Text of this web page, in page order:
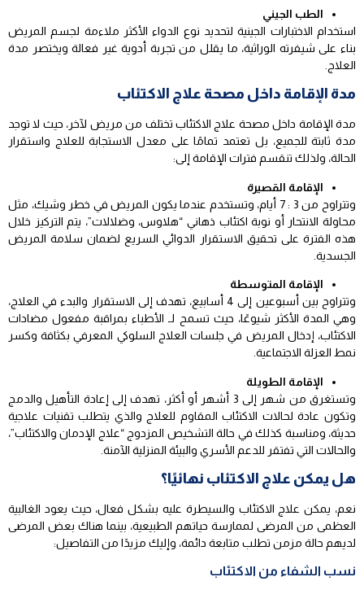
الطب الجيني
استخدام الاختبارات الجينية لتحديد نوع الدواء الأكثر ملاءمة لجسم المريض
بناء على شيفرته الوراثية، ما يقلل من تجربة أدوية غير فعالة ويختصر مدة
العلاج.
مدة الإقامة داخل مصحة علاج الاكتئاب
مدة الإقامة داخل مصحة علاج الاكتئاب تختلف من مريض لآخر، حيث لا توجد
مدة ثابتة للجميع، بل تعتمد تمامًا على معدل الاستجابة للعلاج واستقرار
الحالة، ولذلك تنقسم فترات الإقامة إلى:
الإقامة القصيرة
وتتراوح من 3 : 7 أيام، وتستخدم عندما يكون المريض في خطر وشيك، مثل
محاولة الانتحار أو نوبة اكتئاب ذهاني “هلاوس، وضلالات”، يتم التركيز خلال
هذه الفترة على تحقيق الاستقرار الدوائي السريع لضمان سلامة المريض
الجسدية.
الإقامة المتوسطة
وتتراوح بين أسبوعين إلى 4 أسابيع، تهدف إلى الاستقرار والبدء في العلاج،
وهي المدة الأكثر شيوعًا، حيث تسمح لـ الأطباء بمراقبة مفعول مضادات
الاكتئاب، إدخال المريض في جلسات العلاج السلوكي المعرفي بكثافة وكسر
نمط العزلة الاجتماعية.
الإقامة الطويلة
وتستغرق من شهر إلى 3 أشهر أو أكثر، تهدف إلى إعادة التأهيل والدمج
وتكون عادة لحالات الاكتئاب المقاوم للعلاج والذي يتطلب تقنيات علاجية
حديثة، ومناسبة كذلك في حالة التشخيص المزدوج “علاج الإدمان والاكتئاب”،
والحالات التي تفتقر للدعم الأسري والبيئة المنزلية الآمنة.
هل يمكن علاج الاكتئاب نهائيًا؟
نعم، يمكن علاج الاكتئاب والسيطرة عليه بشكل فعال، حيث يعود الغالبية
العظمى من المرضى لممارسة حياتهم الطبيعية، بينما هناك بعض المرضى
لديهم حالة مزمن تطلب متابعة دائمة، وإليك مزيدًا من التفاصيل:
نسب الشفاء من الاكتئاب